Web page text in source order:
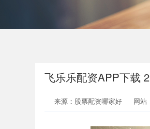
飞乐乐配资APP下载
来源：股票配资哪家好 网站